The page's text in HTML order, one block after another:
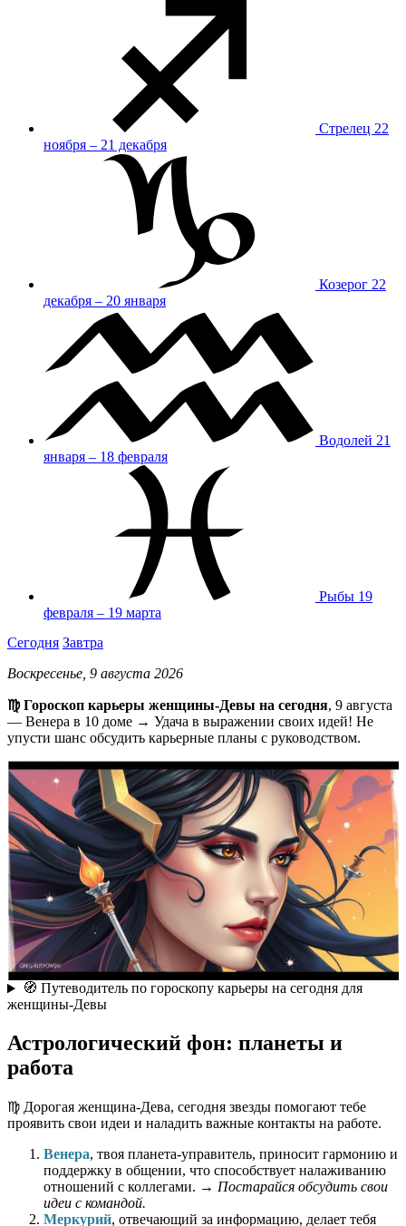
Стрелец 22
ноября – 21 декабря
Козерог 22
декабря – 20 января
Водолей 21
января – 18 февраля
Рыбы 19
февраля – 19 марта
Сегодня Завтра
Воскресенье, 9 августа 2026
♍️ Гороскоп карьеры женщины-Девы на сегодня, 9 августа
— Венера в 10 доме → Удача в выражении своих идей! Не
упусти шанс обсудить карьерные планы с руководством.
🧭 Путеводитель по гороскопу карьеры на сегодня для
женщины-Девы
Астрологический фон: планеты и
работа
♍️ Дорогая женщина-Дева, сегодня звезды помогают тебе
проявить свои идеи и наладить важные контакты на работе.
Венера, твоя планета-управитель, приносит гармонию и
поддержку в общении, что способствует налаживанию
отношений с коллегами. → Постарайся обсудить свои
идеи с командой.
Меркурий, отвечающий за информацию, делает тебя